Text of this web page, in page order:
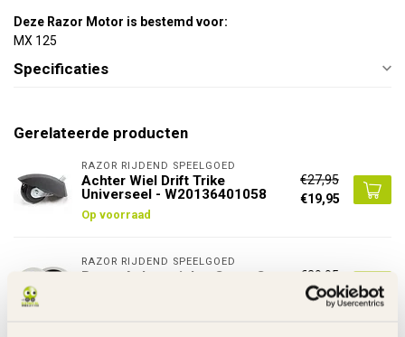
Deze Razor Motor is bestemd voor:
MX 125
Specificaties
Gerelateerde producten
RAZOR RIJDEND SPEELGOED
Achter Wiel Drift Trike
Universeel - W20136401058
Op voorraad
€27,95
€19,95
RAZOR RIJDEND SPEELGOED
Razor Achterwielen Crazy Cart
€29,95
€22,95